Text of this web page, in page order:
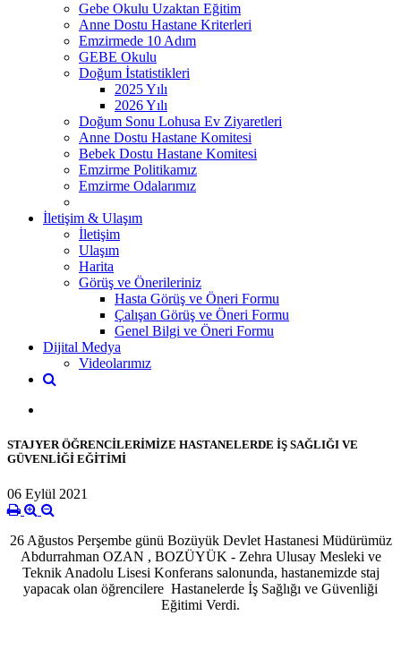
Gebe Okulu Uzaktan Eğitim
Anne Dostu Hastane Kriterleri
Emzirmede 10 Adım
GEBE Okulu
Doğum İstatistikleri
2025 Yılı
2026 Yılı
Doğum Sonu Lohusa Ev Ziyaretleri
Anne Dostu Hastane Komitesi
Bebek Dostu Hastane Komitesi
Emzirme Politikamız
Emzirme Odalarımız
İletişim & Ulaşım
İletişim
Ulaşım
Harita
Görüş ve Önerileriniz
Hasta Görüş ve Öneri Formu
Çalışan Görüş ve Öneri Formu
Genel Bilgi ve Öneri Formu
Dijital Medya
Videolarımız
STAJYER ÖĞRENCİLERİMİZE HASTANELERDE İŞ SAĞLIĞI VE
GÜVENLİĞİ EĞİTİMİ
06 Eylül 2021
26 Ağustos Perşembe günü Bozüyük Devlet Hastanesi Müdürümüz
Abdurrahman OZAN , BOZÜYÜK - Zehra Ulusay Mesleki ve
Teknik Anadolu Lisesi Konferans salonunda, hastanemizde staj
yapacak olan öğrencilere Hastanelerde İş Sağlığı ve Güvenliği
Eğitimi Verdi.